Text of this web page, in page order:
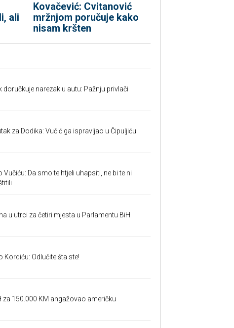
ali
Kovačević: Cvitanović
mržnjom poručuje kako
nisam kršten
doručkuje narezak u autu: Pažnju privlači
za Dodika: Vučić ga ispravljao u Čipuljiću
Vučiću: Da smo te htjeli uhapsiti, ne bi te ni
u utrci za četiri mjesta u Parlamentu BiH
Kordiću: Odlučite šta ste!
za 150.000 KM angažovao američku